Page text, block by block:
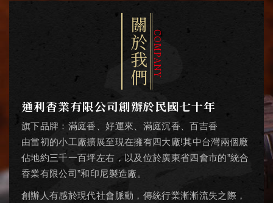
COMPANY
關於我們
通利香業有限公司創辦於民國七十年
旗下品牌：滿庭香、好運來、滿庭沉香、百吉香
由當初的小工廠擴展至現在擁有四大廠!其中台灣兩個廠
佔地約三千一百坪左右，以及位於廣東省四會市的”統合
香業有限公司”和印尼製造廠。
創辦人有感於現代社會脈動，傳統行業漸漸流失之際，